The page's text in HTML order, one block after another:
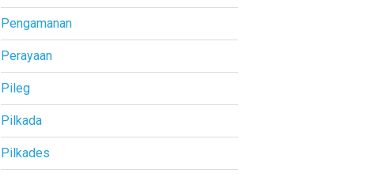
Pengamanan
Perayaan
Pileg
Pilkada
Pilkades